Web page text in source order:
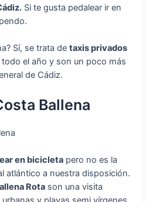
Si te gusta pedalear ir en
Sí, se trata detaxis privados
el año y son un poco más
de Cádiz.
Ballena
en bicicleta pero no es la
atlántico a nuestra disposición.
Rota son una visita